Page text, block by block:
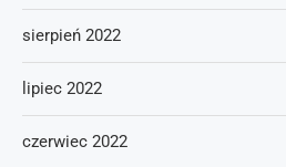
sierpień 2022
lipiec 2022
czerwiec 2022